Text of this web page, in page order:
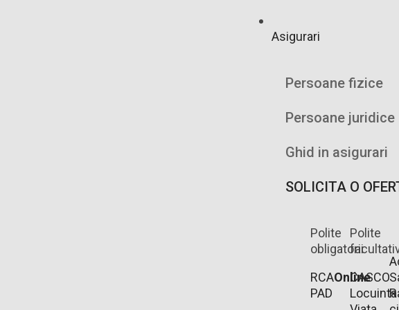
Asigurari
Persoane fizice
Persoane juridice
Ghid in asigurari
SOLICITA O
Polite
obligatorii
RCAOnline
PAD
Polite
CASCO
Locuinta